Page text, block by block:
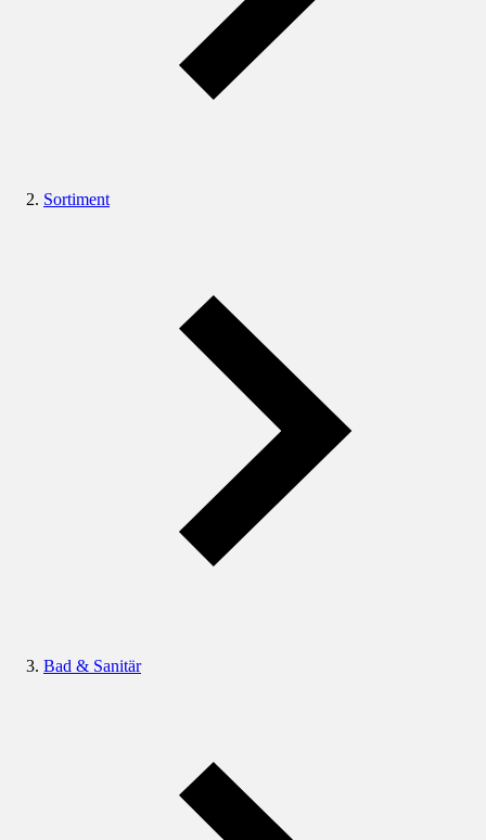
Sortiment
Bad & Sanitär